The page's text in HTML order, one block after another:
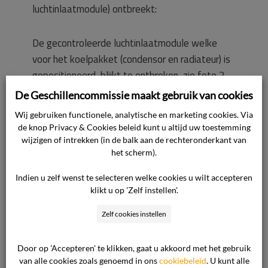
luchtinlaatmodule) ontbreekt:
De gecontroleerde luchtinlaatmodule welke
voor het koelpakket (condensor en radiateur) is
gepositioneerd, blijkt te ontbreken, zie foto 2.
In de voertuig elektronica zijn 2 storingen
werking van de gecontroleerde
luchtinlaatmodule, zie onderstaande printscreen
van de voertuig elektronica:
De stelmotor voor de bediening van de
De Geschillencommissie maakt gebruik van cookies
Wij gebruiken functionele, analytische en marketing cookies. Via
de knop Privacy & Cookies beleid kunt u altijd uw toestemming
wijzigen of intrekken (in de balk aan de rechteronderkant van
het scherm).
Indien u zelf wenst te selecteren welke cookies u wilt accepteren
klikt u op 'Zelf instellen'.
Zelf cookies instellen
Door op 'Accepteren' te klikken, gaat u akkoord met het gebruik
van alle cookies zoals genoemd in onscookiebeleid . U kunt alle